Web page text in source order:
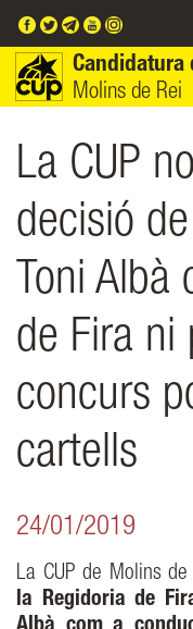
Candidatura
Molins de Rei
La CUP
decisió
Toni
de Fira ni
concurs
cartells
24/01/2019
La CUP de Molins de
la Regidoria de